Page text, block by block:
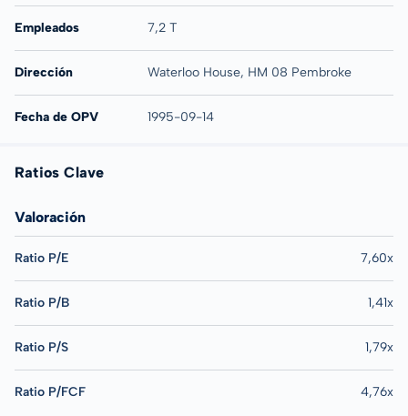
Empleados 7,2 T
Dirección Waterloo House, HM 08 Pembroke
Fecha de OPV 1995-09-14
Ratios Clave
Valoración
Ratio P/E 7,60x
Ratio P/B 1,41x
Ratio P/S 1,79x
Ratio P/FCF 4,76x